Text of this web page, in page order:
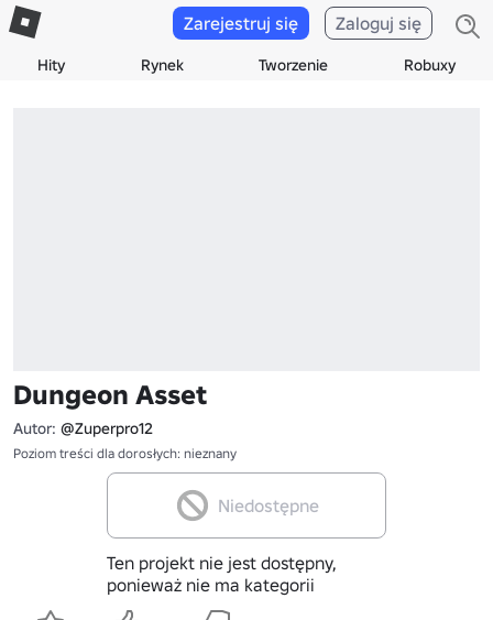
Hity Rynek Tworzenie Robuxy
Zarejestruj się Zaloguj się
Dungeon Asset
Autor: @Zuperpro12
Poziom treści dla dorosłych: nieznany
Niedostępne
Ten projekt nie jest dostępny,
ponieważ nie ma kategorii